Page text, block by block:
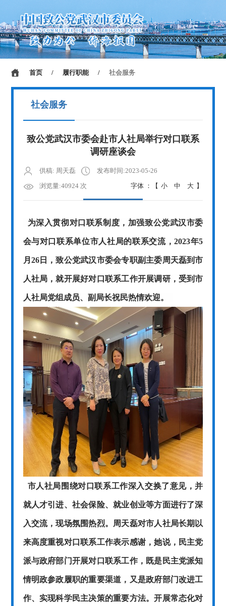
首页 / 履行职能 / 社会服务
社会服务
致公党武汉市委会赴市人社局举行对口联系
调研座谈会
供稿: 周天磊
发布时间:2023-05-26
浏览量:40924 次
字体 ：【 小 中 大 】
为深入贯彻对口联系制度，加强致公党武汉市委
会与对口联系单位市人社局的联系交流，2023年5
月26日，致公党武汉市委会专职副主委周天磊到市
人社局，就开展好对口联系工作开展调研，受到市
人社局党组成员、副局长祝民热情欢迎。
市人社局围绕对口联系工作深入交换了意见，并
就人才引进、社会保险、就业创业等方面进行了深
入交流，现场氛围热烈。周天磊对市人社局长期以
来高度重视对口联系工作表示感谢，她说，民主党
派与政府部门开展对口联系工作，既是民主党派知
情明政参政履职的重要渠道，又是政府部门改进工
作、实现科学民主决策的重要方法。开展常态化对